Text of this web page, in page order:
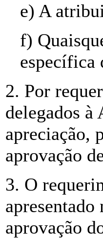
e) A
f)
específica
2. Por
delegados à
apreciação,
aprovação
3. O
aprovação